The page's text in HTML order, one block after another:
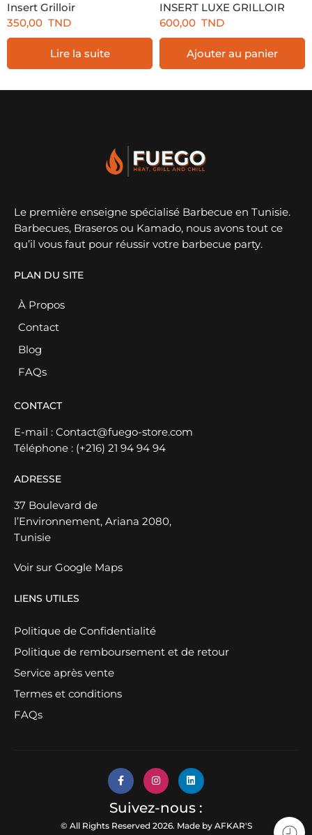
Insert Grilloir
350,00 TND
Lire la suite
INSERT LUXE GRILLOIR
600,00 TND
Ajouter au panier
Le première enseigne spécialisé Barbecue en Tunisie.
Barbecues, Braseros ou Kamado, nous avons tout ce
qu’il vous faut pour réussir votre barbecue party.
PLAN DU SITE
À Propos
Contact
Blog
FAQs
CONTACT
E-mail : Contact@fuego-store.com
Téléphone : (+216) 21 94 94 94
ADRESSE
37 Boulevard de
l’Environnement, Ariana 2080,
Tunisie
Voir sur Google Maps
LIENS UTILES
Politique de Confidentialité
Politique de remboursement et de retour
Service après vente
Termes et conditions
FAQs
© All Rights Reserved 2026. Made by AFKAR'S
Suivez-nous :